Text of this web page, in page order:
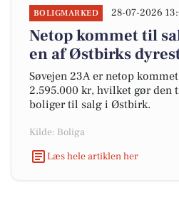
BOLIGMARKED 28-07-2026
Netop kommet til
en af Østbirks
Søvejen 23A er netop
2.595.000 kr, hvilket gør den
boliger til salg i Østbirk.
Kilde: Boliga
Læs hele artiklen her